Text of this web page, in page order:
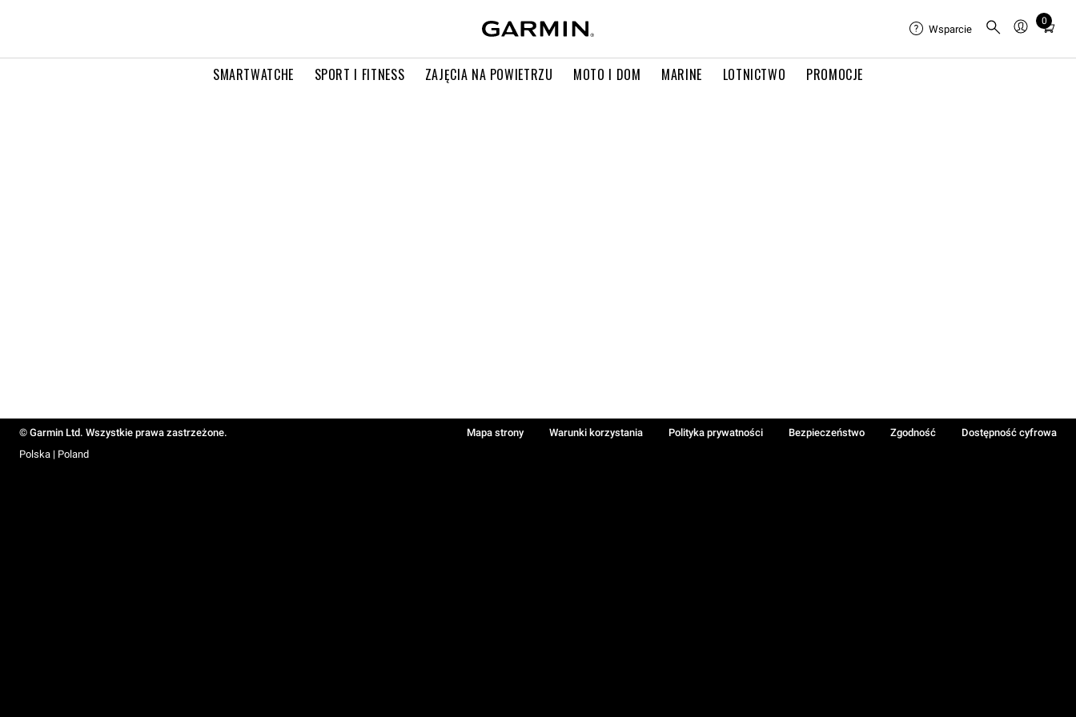
SMARTWATCHE SPORT I FITNESS ZAJĘCIA NA POWIETRZU MOTO I DOM MARINE LOTNICTWO PROMOCJE
Wsparcie
0
Total
in
© Garmin Ltd. Wszystkie prawa zastrzeżone. Mapa strony Warunki korzystania Polityka prywatności Bezpieczeństwo Zgodność
Dostępność cyfrowa
Polska | Poland